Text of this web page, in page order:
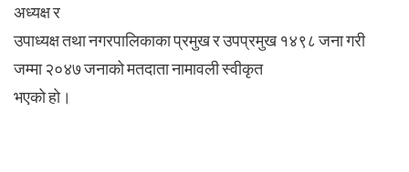
अध्यक्ष र
उपाध्यक्ष तथा नगरपालिकाका प्रमुख र उपप्रमुख १४९८ जना गरी
जम्मा २०४७ जनाको मतदाता नामावली स्वीकृत
भएको हो।